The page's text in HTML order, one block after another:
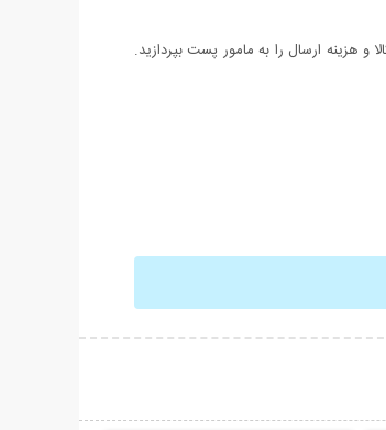
هزینه ارسال را به مامور پست بپردازید.